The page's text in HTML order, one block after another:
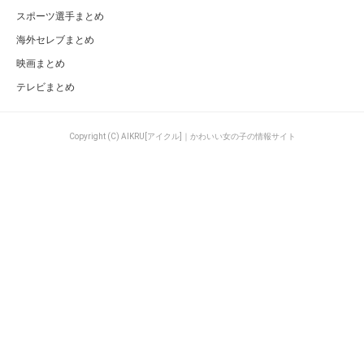
スポーツ選手まとめ
海外セレブまとめ
映画まとめ
テレビまとめ
Copyright (C) AIKRU[アイクル]｜かわいい女の子の情報サイト